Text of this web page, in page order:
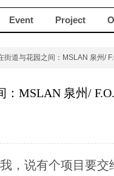
Event Project
街道与花园之间：MSLAN 泉州/
：MSLAN 泉州/
，说有个项目要